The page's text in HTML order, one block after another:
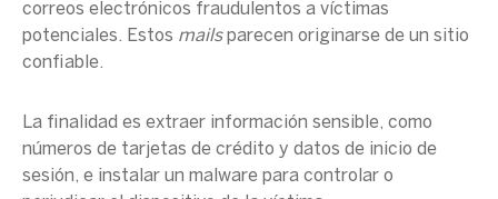
correos electrónicos fraudulentos a víctimas
potenciales. Estos mails parecen originarse de un sitio
confiable.
La finalidad es extraer información sensible, como
números de tarjetas de crédito y datos de inicio de
sesión, e instalar un malware para controlar o